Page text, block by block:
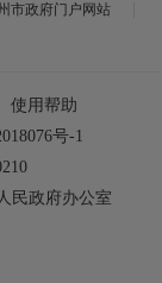
市政府门户网站
使用帮助
号-1
民政府办公室